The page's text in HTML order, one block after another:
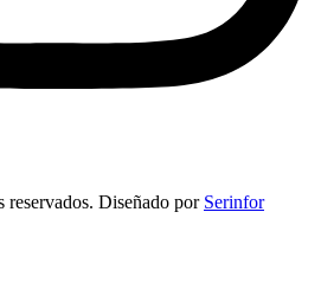
Diseñado por Serinfor